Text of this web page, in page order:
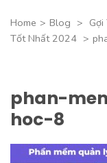
Home > Blog >
Tốt Nhất 2024 >
phan-
hoc-8